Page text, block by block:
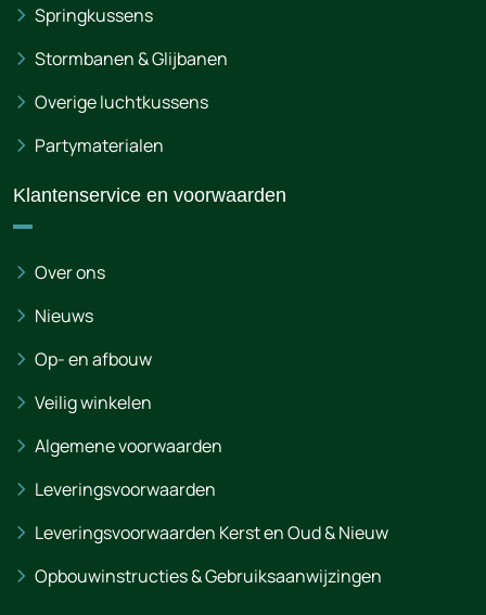
Springkussens
Stormbanen & Glijbanen
Overige luchtkussens
Partymaterialen
Klantenservice en voorwaarden
Over ons
Nieuws
Op- en afbouw
Veilig winkelen
Algemene voorwaarden
Leveringsvoorwaarden
Leveringsvoorwaarden Kerst en Oud & Nieuw
Opbouwinstructies & Gebruiksaanwijzingen